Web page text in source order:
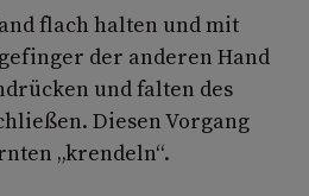
flach halten und mit
der anderen Hand
und falten des
Diesen Vorgang
„krendeln“.